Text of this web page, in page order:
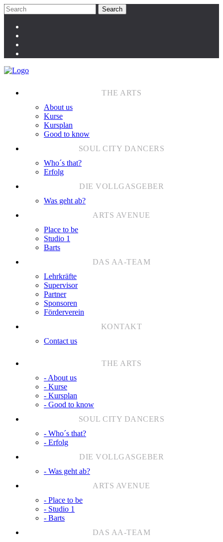
About us
Kurse
Kursplan
Good to know
Who´s that?
Erfolg
Was geht ab?
Place to be
Studio 1
Barts
Lehrkräfte
Supervisor
Partner
Sponsoren
Förderverein
Contact us
- About us
- Kurse
- Kursplan
- Good to know
- Who´s that?
- Erfolg
- Was geht ab?
- Place to be
- Studio 1
- Barts